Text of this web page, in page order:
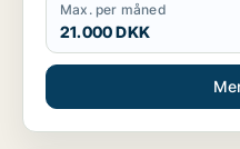
Max. per måned
21.000 DKK